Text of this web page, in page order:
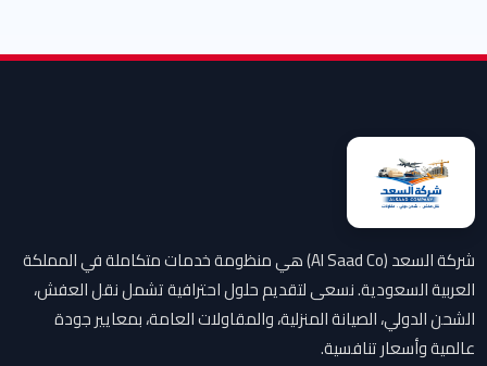
شركة السعد (Al Saad Co) هي منظومة خدمات متكاملة في المملكة
العربية السعودية. نسعى لتقديم حلول احترافية تشمل نقل العفش،
الشحن الدولي، الصيانة المنزلية، والمقاولات العامة، بمعايير جودة
عالمية وأسعار تنافسية.